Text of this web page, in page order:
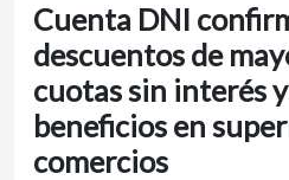
Cuenta DNI
descuentos de
cuotas sin interés
beneficios en
comercios